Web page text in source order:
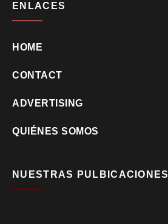
ENLACES
HOME
CONTACT
ADVERTISING
QUIÉNES SOMOS
NUESTRAS PULBICACIONES